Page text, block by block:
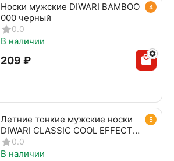
4
Носки мужские DIWARI BAMBOO
000 черный
0.0
В наличии
‍209‍ ₽
5
Летние тонкие мужские носки
DIWARI CLASSIC COOL EFFECT
010 черный
0.0
В наличии